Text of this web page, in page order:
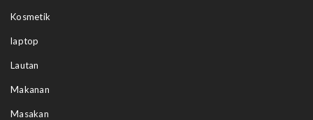
Kosmetik
laptop
Lautan
Makanan
Masakan